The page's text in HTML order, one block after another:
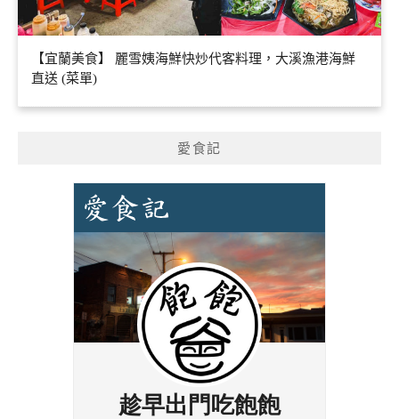
【宜蘭美食】 麗雪姨海鮮快炒代客料理，大溪漁港海鮮
直送 (菜單)
愛食記